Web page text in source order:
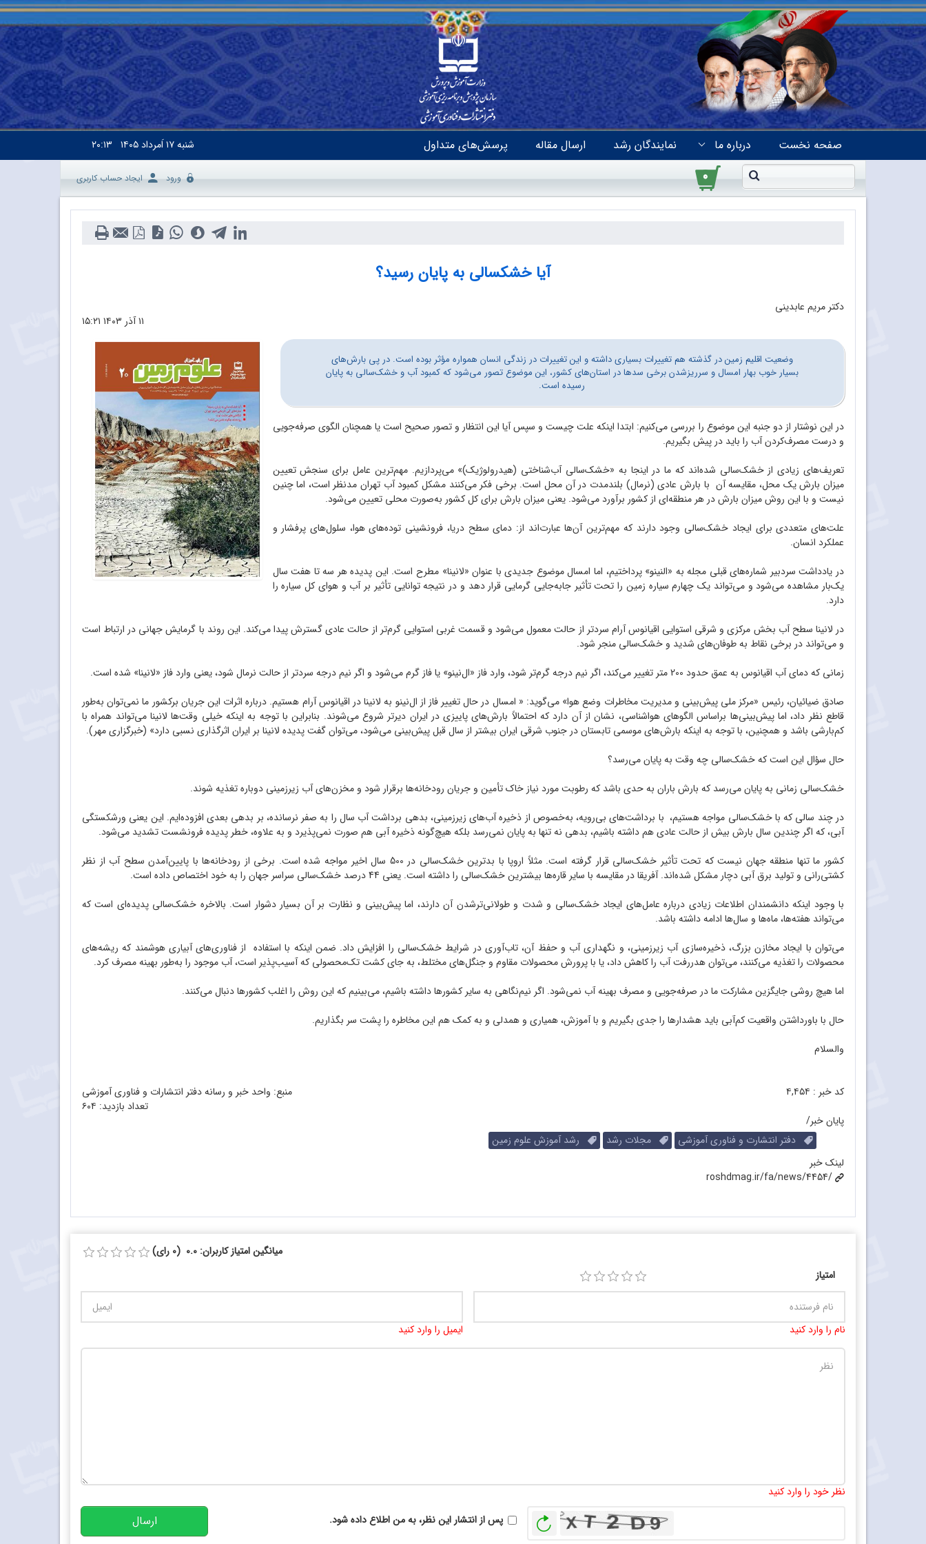
صفحه نخست درباره ما نمایندگان رشد ارسال مقاله پرسش‌های متداول شنبه۱۷ اَمرداد ۱۴۰۵ ۲۰:۱۳
۰ ورود ایجاد حساب کاربری
آیا خشکسالی به پایان رسید؟
دکتر مریم عابدینی
۱۱ آذر ۱۴۰۳
۱۵:۲۱
وضعیت اقلیم زمین در گذشته هم تغییرات بسیاری داشته و این تغییرات در زندگی انسان همواره مؤثر بوده است. در پی بارش‌های
بسیار خوب بهار امسال و سرریزشدن برخی سدها در استان‌های کشور، این موضوع تصور می‌شود که کمبود آب و خشک‌سالی به پایان
رسیده است.
در این نوشتار از دو جنبه این موضوع را بررسی می‌کنیم: ابتدا اینکه علت چیست و سپس آیا این انتظار و تصور صحیح است یا همچنان الگوی صرفه‌جویی
و درست مصرف‌کردن آب را باید در پیش بگیریم.
تعریف‌های زیادی از خشک‌سالی شده‌اند که ما در اینجا به «خشک‌سالی آب‌شناختی (هیدرولوژیک)» می‌پردازیم. مهم‌ترین عامل برای سنجش تعیین
میزان بارش یک محل، مقایسه آن با بارش عادی (نرمال) بلندمدت در آن محل است. برخی فکر می‌کنند مشکل کمبود آب تهران مد‌نظر است، اما چنین
نیست و با این روش میزان بارش در هر منطقه‌ای از کشور برآورد می‌شود. یعنی میزان بارش برای کل کشور به‌صورت محلی تعیین می‌شود.
علت‌های متعددی برای ایجاد خشک‌سالی وجود دارند که مهم‌ترین آن‌ها عبارت‌اند از: دمای سطح دریا، فرونشینی توده‌های هوا، سلول‌های پرفشار و
عملکرد انسان.
در یادداشت سردبیر شماره‌های قبلی مجله به «النینو» پرداختیم، اما امسال موضوع جدیدی با عنوان «لانینا» مطرح است. این پدیده هر سه تا هفت سال
یک‌بار مشاهده می‌شود و می‌تواند یک چهارم سیاره ‌زمین را تحت تأثیر جابه‌جایی گرمایی قرار دهد و در نتیجه توانایی تأثیر بر آب و هوای کل سیاره را
دارد.
در لانینا سطح آب بخش مرکزی و شرقی استوایی اقیانوس آرام سردتر از حالت معمول می‌شود و قسمت غربی استوایی گرم‌تر از حالت عادی گسترش پیدا می‌کند. این روند با گرمایش جهانی در ارتباط است
و می‌تواند در برخی نقاط به طوفان‌های شدید و خشک‌سالی منجر شود.
زمانی که دمای آب اقیانوس به عمق حدود 200 متر تغییر می‌کند، اگر نیم درجه گرم‌تر شود، وارد فاز «ال‌نینو» یا فاز گرم می‌شود و اگر نیم درجه سردتر از حالت نرمال شود، یعنی وارد فاز «لانینا» شده است.
صادق ضیائیان، رئیس «مرکز ملی پیش‌بینی و مدیریت مخاطرات وضع هوا» می‌گوید: « امسال در حال تغییر فاز از ال‌نینو به لانینا در اقیانوس آرام هستیم. درباره اثرات این جریان برکشور ما نمی‌توان به‌طور
قاطع نظر داد، اما پیش‌بینی‌ها براساس الگوهای هواشناسی، نشان از آن دارد که احتمالاً بارش‌های پاییزی در ایران دیرتر شروع می‌شوند. بنابراین با توجه به اینکه خیلی وقت‌ها لانینا می‌تواند همراه با
کم‌بارشی باشد و همچنین، با توجه به اینکه بارش‌های موسمی تابستان در جنوب شرقی ایران بیشتر از سال قبل پیش‌بینی می‌شود، می‌توان گفت پدیده لانینا بر ایران اثرگذاری نسبی دارد» (خبرگزاری مهر).
حال سؤال این است که خشک‌سالی چه وقت به پایان می‌رسد؟
خشک‌سالی زمانی به پایان می‌رسد که بارش باران به حدی باشد که رطوبت مورد نیاز خاک تأمین و جریان رودخانه‌ها برقرار شود و مخزن‌های آب زیرزمینی دوباره تغذیه شوند.
در چند سالی که با خشک‌سالی مواجه هستیم، با برداشت‌های بی‌رویه، به‌خصوص از ذخیره آب‌های زیر‌زمینی، بدهی برداشت آب سال را به صفر نرسانده، بر بدهی بعدی افزوده‌ایم. این یعنی ورشکستگی
آبی، که اگر چندین سال بارش بیش از حالت عادی هم داشته باشیم، بدهی نه تنها به پایان نمی‌رسد بلکه هیچ‌گونه ذخیره آبی هم صورت نمی‌پذیرد و به علاوه، خطر پدیده فرونشست تشدید می‌شود.
کشور ما تنها منطقه جهان نیست که تحت تأثیر خشک‌سالی قرار گرفته است. مثلاً اروپا با بدترین خشک‌سالی در 500 سال اخیر مواجه شده است. برخی از رودخانه‌ها با پایین‌آمدن سطح آب از نظر
کشتی‌رانی و تولید برق آبی دچار مشکل شده‌اند. آفریقا در مقایسه با سایر قاره‌ها بیشترین خشک‌سالی را داشته است. یعنی 44 درصد خشک‌سالی سراسر جهان را به خود اختصاص داده است.
با وجود اینکه دانشمندان اطلاعات زیادی درباره عامل‌های ایجاد خشک‌سالی و شدت و طولانی‌ترشدن آن دارند، اما پیش‌بینی و نظارت بر آن بسیار دشوار است. بالاخره خشک‌سالی پدیده‌ای است که
می‌تواند هفته‌ها، ماه‌ها و سال‌ها ادامه داشته باشد.
می‌توان با ایجاد مخازن بزرگ، ذخیره‌سازی آب زیرزمینی، و نگهداری آب و حفظ آن، تاب‌آوری در شرایط خشک‌سالی را افزایش داد. ضمن اینکه با استفاده از فناوری‌های آبیاری هوشمند که ریشه‌های
محصولات را تغذیه می‌کنند، می‌توان هدر‌رفت آب را کاهش داد، یا با پرورش محصولات مقاوم و جنگل‌های مختلط، به جای کشت تک‌محصولی که آسیب‌پذیر است، آب موجود را به‌طور بهینه مصرف کرد.
اما هیچ روشی جایگزین مشارکت ما در صرفه‌جویی و مصرف بهینه آب نمی‌شود. اگر نیم‌نگاهی به سایر کشورها داشته باشیم، می‌بینیم که این روش را اغلب کشورها دنبال می‌کنند.
حال با باور‌داشتن واقعیت کم‌آبی باید هشدارها را جدی بگیریم و با آموزش، همیاری و همدلی و به کمک هم این مخاطره را پشت سر بگذاریم.
والسلام
منبع: واحد خبر و رسانه دفتر انتشارات و فناوری آموزشی
تعداد بازدید: ۶۰۴
کد خبر : ۴,۴۵۴
پایان خبر/
دفتر انتشارت و فناوری آموزشی
مجلات رشد
رشد آموزش علوم زمین
لینک خبر
roshdmag.ir/fa/news/4454/
میانگین امتیاز کاربران: 0.0 (0 رای)
امتیاز
نام را وارد کنید ایمیل را وارد کنید
نظر خود را وارد کنید
بازخوانیپس از انتشار این نظر، به من اطلاع داده شود. ارسال